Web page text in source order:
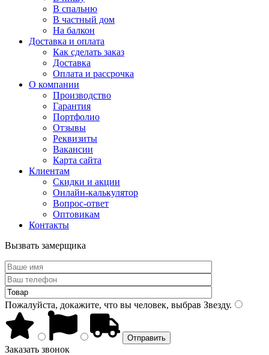
В спальню
В частный дом
На балкон
Доставка и оплата
Как сделать заказ
Доставка
Оплата и рассрочка
О компании
Производство
Гарантия
Портфолио
Отзывы
Реквизиты
Вакансии
Карта сайта
Клиентам
Скидки и акции
Онлайн-калькулятор
Вопрос-ответ
Оптовикам
Контакты
Вызвать замерщика
Пожалуйста, докажите, что вы человек, выбрав Звезду.
Заказать звонок